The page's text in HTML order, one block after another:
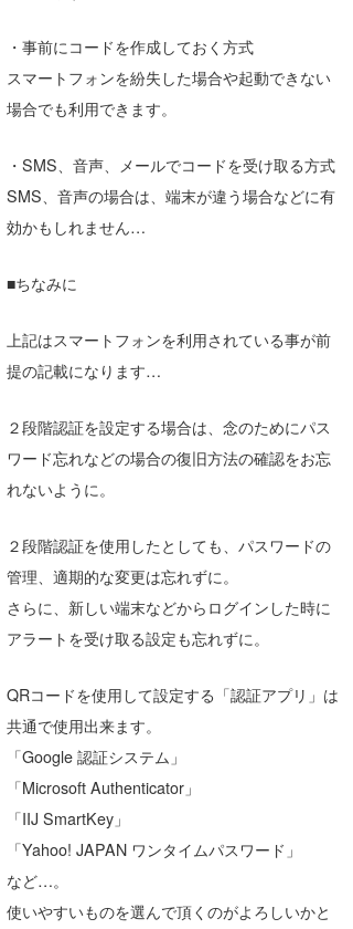
・事前にコードを作成しておく方式
スマートフォンを紛失した場合や起動できない
場合でも利用できます。
・SMS、音声、メールでコードを受け取る方式
SMS、音声の場合は、端末が違う場合などに有
効かもしれません…
■ちなみに
上記はスマートフォンを利用されている事が前
提の記載になります…
２段階認証を設定する場合は、念のためにパス
ワード忘れなどの場合の復旧方法の確認をお忘
れないように。
２段階認証を使用したとしても、パスワードの
管理、適期的な変更は忘れずに。
さらに、新しい端末などからログインした時に
アラートを受け取る設定も忘れずに。
QRコードを使用して設定する「認証アプリ」は
共通で使用出来ます。
「Google 認証システム」
「Microsoft Authenticator」
「IIJ SmartKey」
「Yahoo! JAPAN ワンタイムパスワード」
など…。
使いやすいものを選んで頂くのがよろしいかと